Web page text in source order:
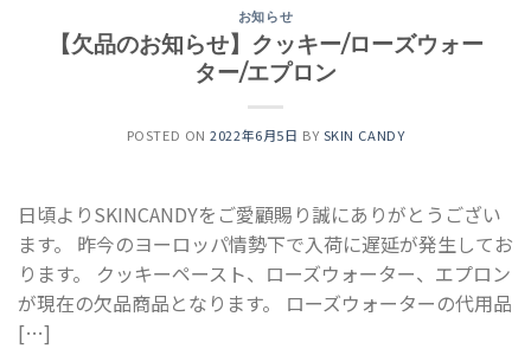
お知らせ
【欠品のお知らせ】クッキー/ローズウォー
ター/エプロン
POSTED ON2022年6月5日 BY SKIN CANDY
日頃よりSKINCANDYをご愛顧賜り誠にありがとうござい
ます。 昨今のヨーロッパ情勢下で入荷に遅延が発生してお
ります。 クッキーペースト、ローズウォーター、エプロン
が現在の欠品商品となります。 ローズウォーターの代用品
[…]